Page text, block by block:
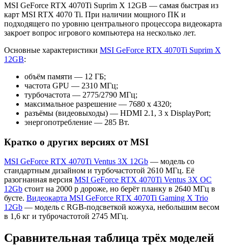
MSI GeForce RTX 4070Ti Suprim X 12GB — самая быстрая из
карт MSI RTX 4070 Ti. При наличии мощного ПК и
подходящего по уровню центрального процессора видеокарта
закроет вопрос игрового компьютера на несколько лет.
Основные характеристики MSI GeForce RTX 4070Ti Suprim X
12GB:
объём памяти — 12 ГБ;
частота GPU — 2310 МГц;
турбочастота — 2775/2790 МГц;
максимальное разрешение — 7680 х 4320;
разъёмы (видеовыходы) — HDMI 2.1, 3 x DisplayPort;
энергопотребление — 285 Вт.
Кратко о других версиях от MSI
MSI GeForce RTX 4070Ti Ventus 3X 12Gb — модель со
стандартным дизайном и турбочастотой 2610 МГц. Её
разогнанная версия MSI GeForce RTX 4070Ti Ventus 3X OC
12Gb стоит на 2000 р дороже, но берёт планку в 2640 МГц в
бусте. Видеокарта MSI GeForce RTX 4070Ti Gaming X Trio
12Gb — модель с RGB-подсветкой кожуха, небольшим весом
в 1,6 кг и туброчастотой 2745 МГц.
Сравнительная таблица трёх моделей